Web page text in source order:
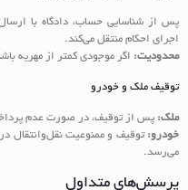
پس از شناسایی حساب، دادگاه با
اجرای احکام منتقل می‌کند.
محدودیت: اگر موجودی کمتر از مهریه
توقیف ملک و خودرو
ملک: پس از توقیف، در صورت عدم
خودرو: توقیف و ممنوعیت نقل‌وانتقال
می‌رسد.
پرسش‌های متداول